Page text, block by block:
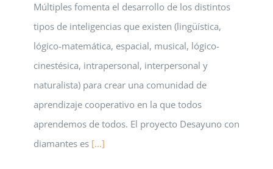
Múltiples fomenta el desarrollo de los distintos
tipos de inteligencias que existen (lingüística,
lógico-matemática, espacial, musical, lógico-
cinestésica, intrapersonal, interpersonal y
naturalista) para crear una comunidad de
aprendizaje cooperativo en la que todos
aprendemos de todos. El proyecto Desayuno con
diamantes es [...]